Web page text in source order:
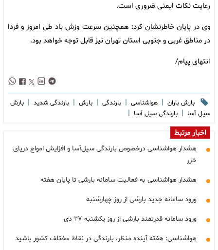
رعایت نکات ایمنی ضروری است.
وی در پایان خاطرنشان کرد: همچنین سرعت وزش باد طی امروز و فردا
در مناطق غربی و جنوبی استان تهران نیز قابل توجه خواهد بود.
انتهای پیام/
بارش باران | هواشناسی | بارندگی | بارش | بارندگی شدید | بارش
سیل آسا | بارندگی سیل آسا |
اخبار مرتبط
هشدار هواشناسی درخصوص بارندگی سیل‌آسا و افزایش امواج دریای
خزر
هشدار هواشناسی به فعالیت سامانه بارشی تا پایان هفته
ورود سامانه جدید بارشی از روز چهارشنبه
ورود سامانه قدرتمند بارشی از روز یکشنبه ۲۷ دی
هواشناسی: هفته آینده منظر، بارندگی در نقاط مختلف کشور باشید